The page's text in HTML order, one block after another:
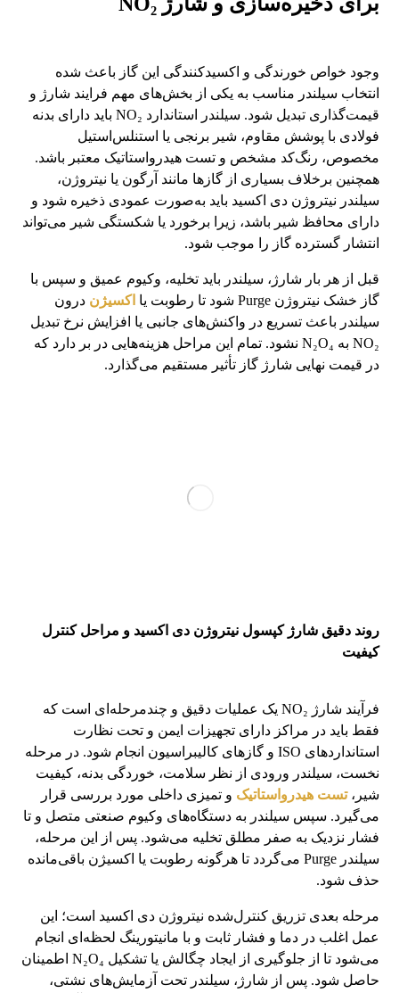
وجود خواص خورندگی و اکسیدکنندگی این گاز باعث شده
انتخاب سیلندر مناسب به یکی از بخش‌های مهم فرایند شارژ و
قیمت‌گذاری تبدیل شود. سیلندر استاندارد NO₂ باید دارای بدنه
فولادی با پوشش مقاوم، شیر برنجی یا استنلس‌استیل
مخصوص، رنگ‌کد مشخص و تست هیدرواستاتیک معتبر باشد.
همچنین برخلاف بسیاری از گازها مانند آرگون یا نیتروژن،
سیلندر نیتروژن دی اکسید باید به‌صورت عمودی ذخیره شود و
دارای محافظ شیر باشد، زیرا برخورد یا شکستگی شیر می‌تواند
انتشار گسترده گاز را موجب شود.
قبل از هر بار شارژ، سیلندر باید تخلیه، وکیوم عمیق و سپس با
گاز خشک نیتروژن Purge شود تا رطوبت یا
اکسیژندرون
سیلندر باعث تسریع در واکنش‌های جانبی یا افزایش نرخ تبدیل
NO₂ به N₂O₄ نشود. تمام این مراحل هزینه‌هایی در بر دارد که
در قیمت نهایی شارژ گاز تأثیر مستقیم می‌گذارد.
روند دقیق شارژ کپسول نیتروژن دی اکسید و مراحل کنترل
کیفیت
فرآیند شارژ NO₂ یک عملیات دقیق و چندمرحله‌ای است که
فقط باید در مراکز دارای تجهیزات ایمن و تحت نظارت
استانداردهای ISO و گازهای کالیبراسیون انجام شود. در مرحله
نخست، سیلندر ورودی از نظر سلامت، خوردگی بدنه، کیفیت
شیر، تست هیدرواستاتیک و تمیزی داخلی مورد بررسی قرار
می‌گیرد. سپس سیلندر به دستگاه‌های وکیوم صنعتی متصل و تا
فشار نزدیک به صفر مطلق تخلیه می‌شود. پس از این مرحله،
سیلندر Purge می‌گردد تا هرگونه رطوبت یا اکسیژن باقی‌مانده
حذف شود.
مرحله بعدی تزریق کنترل‌شده نیتروژن دی اکسید است؛ این
عمل اغلب در دما و فشار ثابت و با مانیتورینگ لحظه‌ای انجام
می‌شود تا از جلوگیری از ایجاد چگالش یا تشکیل N₂O₄ اطمینان
حاصل شود. پس از شارژ، سیلندر تحت آزمایش‌های نشتی،